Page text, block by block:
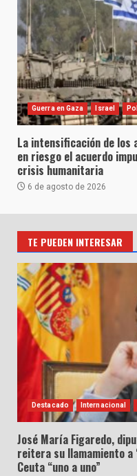
Guerra en Gaza Israel
La intensificación de los
en riesgo el acuerdo
crisis humanitaria
6 de agosto de 2026
TE PUEDEN INTERESAR
Destacado Internacional
José María Figaredo,
reitera su llamamiento a
Ceuta “uno a uno”